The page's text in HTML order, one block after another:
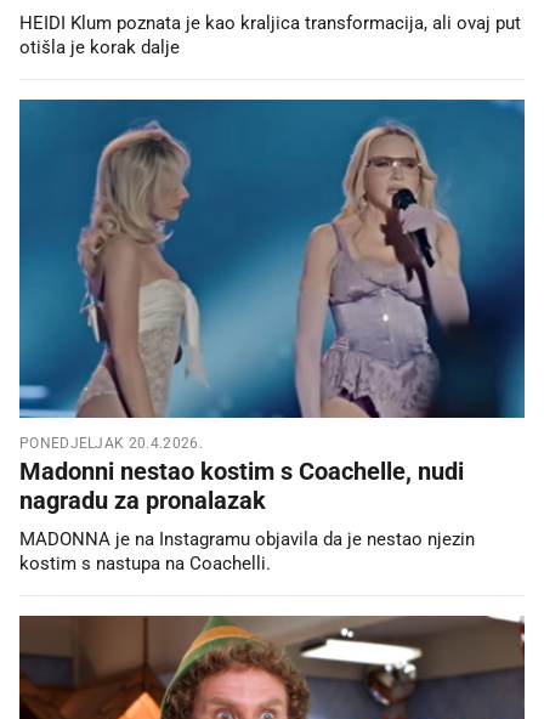
HEIDI Klum poznata je kao kraljica transformacija, ali ovaj put
otišla je korak dalje
PONEDJELJAK 20.4.2026.
Madonni nestao kostim s Coachelle, nudi
nagradu za pronalazak
MADONNA je na Instagramu objavila da je nestao njezin
kostim s nastupa na Coachelli.